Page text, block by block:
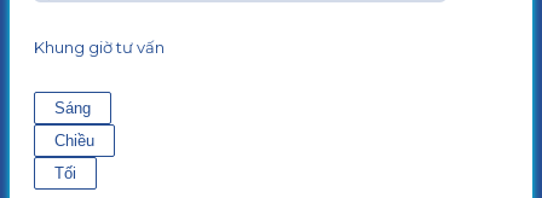
Khung giờ tư vấn
Sáng
Chiều
Tối